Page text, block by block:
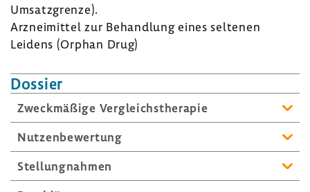
Umsatzgrenze).
Arznei­mittel zur Behand­lung eines seltenen
Leidens (Orphan Drug)
Dossier
Zweck­mä­ßige Vergleichs­the­rapie
Nutzen­be­wer­tung
Stel­lung­nahmen